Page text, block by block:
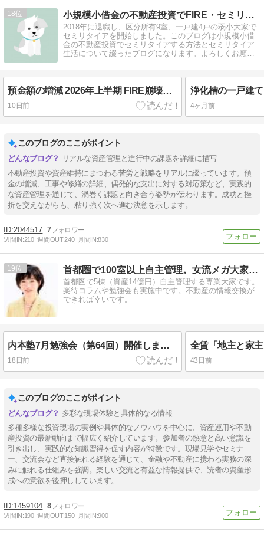
18 小規模小借金の不動産投資でFIRE・セミリタイアした私の方法
2018年に退職し、区分所有9室、一戸建4戸の弱小大家で
セミリタイアを開始しました。このブログは小規模小借
金の不動産投資でセミリタイアする方法とセミリタイア
生活について綴ったブログになります。よろしくお願い
預金額の増減 2026年上半期 FIRE崩壊、無の境地のその先へ
10日前 4ヶ月前
このブログのここがポイント
リアルな資産管理と進行中の課題を詳細に描写
不動産投資や資産維持にまつわる苦労と戦略をリアルに綴っています。預
金の増減、工事や修繕の詳細、偶発的な支出に対する対応策など、実践的
な資産管理を通じて、渦巻く課題と向き合う姿勢が伝わります。成功と挫
折を交えながらも、粘り強く次へ進む決意を示します。
2044517 7
週間IN:210 週間OUT:240 月間IN:830
19 首都圏で100室以上自主管理。女流メガ大家内本智子
首都圏で5棟（資産14億円）自主管理する専業大家です。
楽待コラムや勉強会も実施中です。不動産の情報交換が
できれば幸いです。
内本塾7月勉強会（第64回）開催しました
18日前 43日前
このブログのここがポイント
多彩な現場体験と具体的なる情報
多種多様な投資現場の実例や具体的なノウハウを中心に、資産運用や不動
産投資の最新動向まで幅広く紹介しています。参加者の熱意と高い意識を
引き出し、実践的な知識習得を促す内容が特徴です。現場見学やセミナ
ー、交流会など直接触れる経験を通じて、金融や不動産に携わる実務の深
みに触れる仕組みを強調。楽しい交流と有益な情報提供で、読者の資産形
成への意欲を後押ししています。
1459104 8
週間IN:190 週間OUT:150 月間IN:900